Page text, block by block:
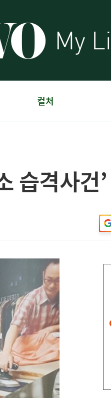
컬처
습격사건’